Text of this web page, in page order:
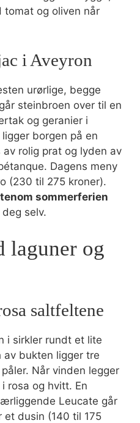
tomat og oliven når
i Aveyron
urørlige, begge
steinbroen over til en
og geranier i
borgen på en
rolig prat og lyden av
Dagens meny
(230 til 275 kroner).
sommerferien
selv.
laguner og
saltfeltene
i sirkler rundt et lite
bukten ligger tre
Når vinden legger
rosa og hvitt. En
Leucate går
et dusin (140 til 175